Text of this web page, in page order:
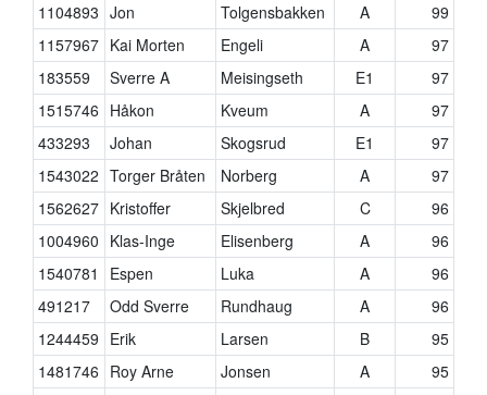
1104893 Jon Tolgensbakken A
99
1157967 Kai Morten Engeli A
97
183559
Sverre A Meisingseth E1
97
1515746 Håkon Kveum A
97
433293
Johan Skogsrud E1
97
1543022 Torger Bråten Norberg A
97
1562627 Kristoffer Skjelbred C
96
1004960 Klas-Inge Elisenberg A
96
1540781
Espen Luka A
96
491217
Odd Sverre Rundhaug A
96
1244459 Erik Larsen B
95
1481746 Roy Arne Jonsen A
95